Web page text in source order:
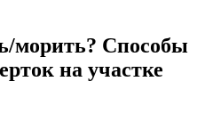
морить? Способы
на участке